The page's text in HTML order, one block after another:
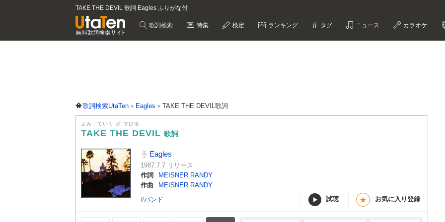
TAKE THE DEVIL 歌詞 Eagles ふりがな付
歌詞検索 特集 検定 ランキング タグ ニュース カラオケ
歌詞検索UtaTen Eagles TAKE THE DEVIL歌詞
よみ：ていく ざ でびる
TAKE THE DEVIL 歌詞
Eagles
1987.7.7 リリース
作詞
MEISNER RANDY
作曲
MEISNER RANDY
#バンド
試聴 ★ お気に入り登録